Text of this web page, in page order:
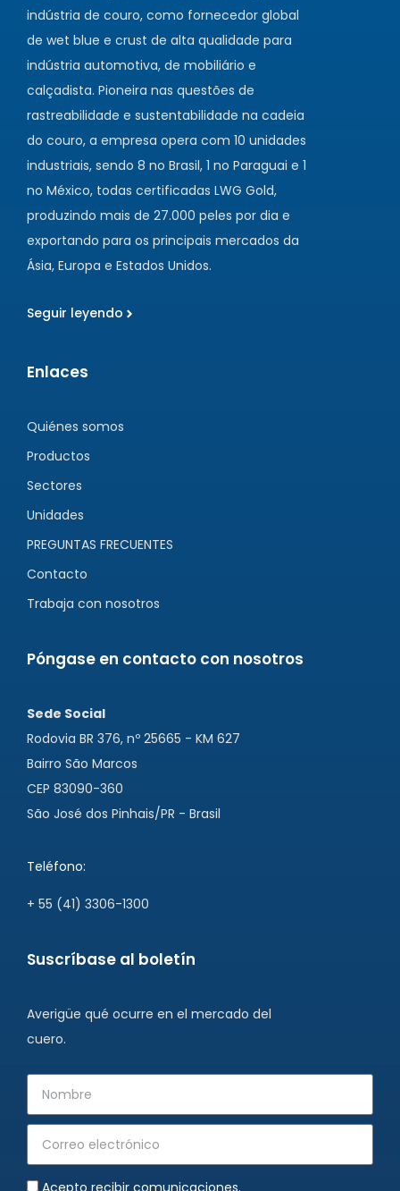
indústria de couro, como fornecedor global
de wet blue e crust de alta qualidade para
indústria automotiva, de mobiliário e
calçadista. Pioneira nas questões de
rastreabilidade e sustentabilidade na cadeia
do couro, a empresa opera com 10 unidades
industriais, sendo 8 no Brasil, 1 no Paraguai e 1
no México, todas certificadas LWG Gold,
produzindo mais de 27.000 peles por dia e
exportando para os principais mercados da
Ásia, Europa e Estados Unidos.
Seguir leyendo
Enlaces
Quiénes somos
Productos
Sectores
Unidades
PREGUNTAS FRECUENTES
Contacto
Trabaja con nosotros
Póngase en contacto con nosotros
Sede Social
Rodovia BR 376, nº 25665 - KM 627
Bairro São Marcos
CEP 83090-360
São José dos Pinhais/PR - Brasil
Teléfono:
+ 55 (41) 3306-1300
Suscríbase al boletín
Averigüe qué ocurre en el mercado del
cuero.
Acepto recibir comunicaciones.